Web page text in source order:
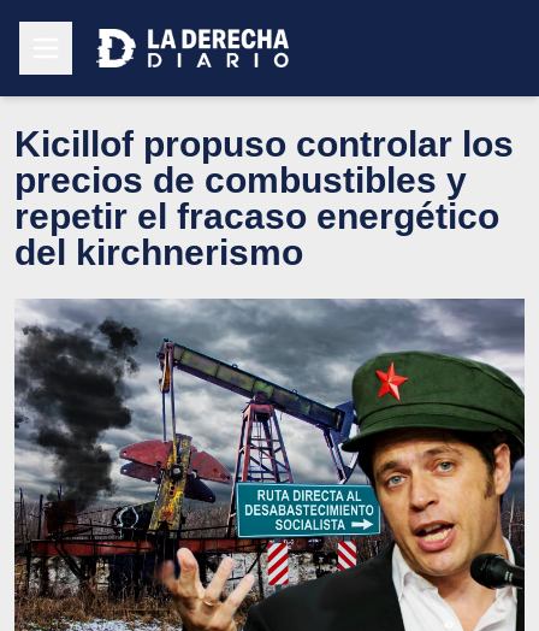
Kicillof propuso controlar los
precios de combustibles y
repetir el fracaso energético
del kirchnerismo